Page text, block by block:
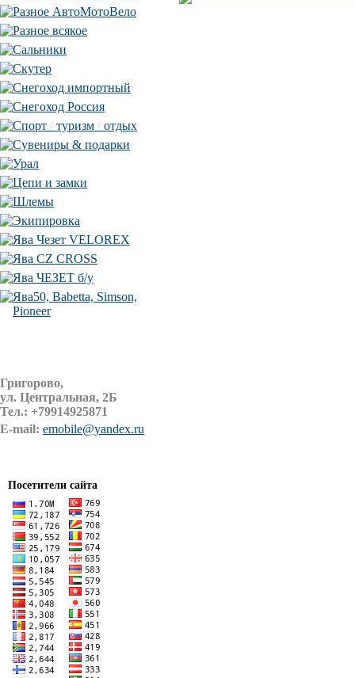
Разное АвтоМотоВело
Разное всякое
Сальники
Скутер
Снегоход импортный
Снегоход Россия
Спорт / туризм / отдых
Сувениры & подарки
Урал
Цепи и замки
Шлемы
Экипировка
Ява Чезет VELOREX
Ява CZ CROSS
Ява ЧЕЗЕТ б/у
Ява50, Babetta, Simson,
Pioneer
Григорово,
ул. Центральная, 2Б
Тел.: +79914925871
E-mail: emobile@yandex.ru
Посетители сайта